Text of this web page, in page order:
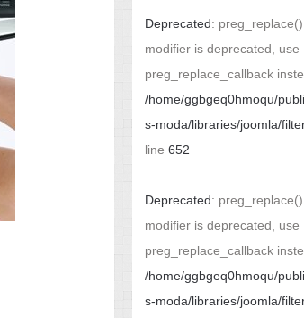
Deprecated:
modifier is deprecated, use
preg_replace_callback
/home/ggbgeq0hmoqu/
s-moda/libraries/joomla/
line 652
Deprecated:
modifier is deprecated, use
preg_replace_callback
/home/ggbgeq0hmoqu/
s-moda/libraries/joomla/